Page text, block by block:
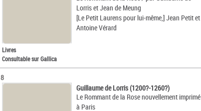
Lorris et Jean de Meung
[Le Petit Laurens pour lui-même,] Jean Petit et
Antoine Vérard
Livres
Consultable sur Gallica
8
Guillaume de Lorris (1200?-1260?)
Le Rommant de la Rose nouvellement imprimé
à Paris